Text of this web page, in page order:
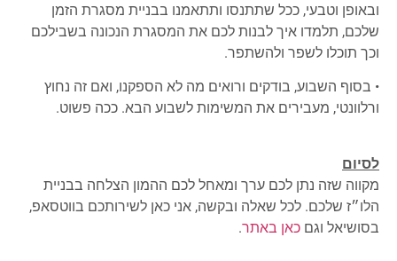
ובאופן וטבעי, ככל שתתנסו ותתאמנו בבניית מסגרת הזמן
שלכם, תלמדו איך לבנות לכם את המסגרת הנכונה בשבילכם
וכך תוכלו לשפר ולהשתפר.
• בסוף השבוע, בודקים ורואים מה לא הספקנו, ואם זה נחוץ
ורלוונטי, מעבירים את המשימות לשבוע הבא. ככה פשוט.
לסיום
מקווה שזה נתן לכם ערך ומאחל לכם ההמון הצלחה בבניית
הלו״ז שלכם. לכל שאלה ובקשה, אני כאן לשירותכם בווטסאפ,
בסושיאל וגם כאן באתר.